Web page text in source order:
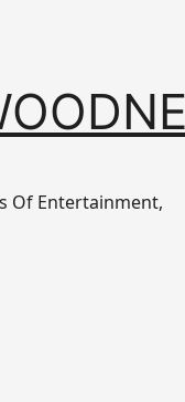
Of Entertainment,